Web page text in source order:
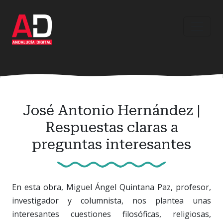
contenido
principal
José Antonio Hernández |
Respuestas claras a
preguntas interesantes
En esta obra, Miguel Ángel Quintana Paz, profesor,
investigador y columnista, nos plantea unas
interesantes cuestiones filosóficas, religiosas,